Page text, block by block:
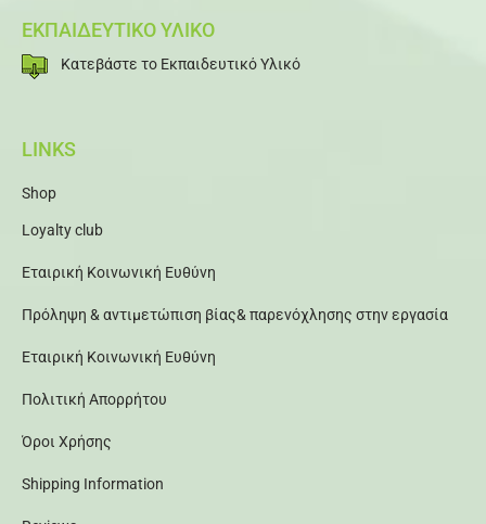
ΕΚΠΑΙΔΕΥΤΙΚΟ ΥΛΙΚΟ
Κατεβάστε το Εκπαιδευτικό Υλικό
LINKS
Shop
Loyalty club
Εταιρική Κοινωνική Ευθύνη
Πρόληψη & αντιμετώπιση βίας& παρενόχλησης στην εργασία
Εταιρική Κοινωνική Ευθύνη
Πολιτική Απορρήτου
Όροι Χρήσης
Shipping Information